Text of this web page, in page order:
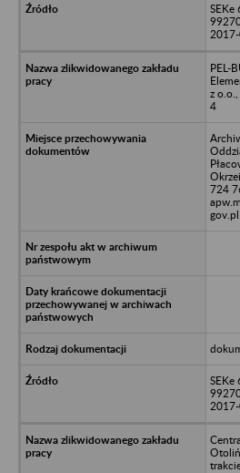
PEL-
z
4
724
gov.pl